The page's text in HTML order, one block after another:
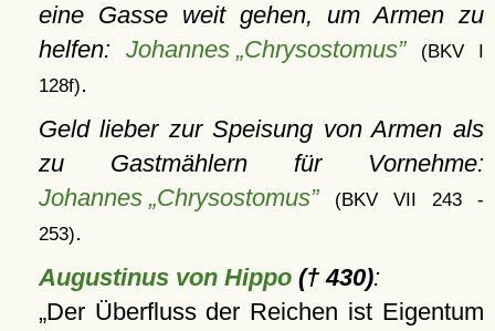
eine Gasse weit gehen, um Armen zu
helfen: Johannes „Chrysostomus”
(BKV I
128f).
Geld lieber zur Speisung von Armen als
zu Gastmählern für Vornehme:
Johannes „Chrysostomus”
(BKV VII 243 -
253).
Augustinus von Hippo(† 430):
Der Überfluss der Reichen ist Eigentum